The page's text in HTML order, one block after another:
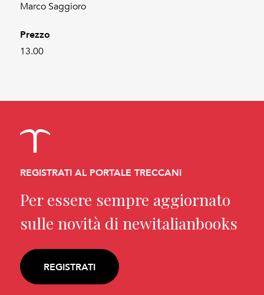
Marco Saggioro
Prezzo
13.00
REGISTRATI AL PORTALE TRECCANI
Per essere sempre aggiornato
sulle novità di newitalianbooks
REGISTRATI